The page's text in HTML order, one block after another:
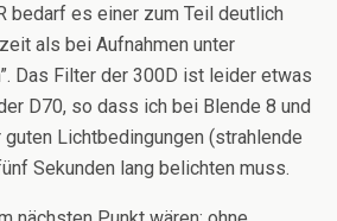
bedarf es einer zum Teil deutlich
als bei Aufnahmen unter
Das Filter der 300D ist leider etwas
D70, so dass ich bei Blende 8 und
Lichtbedingungen (strahlende
Sekunden lang belichten muss.